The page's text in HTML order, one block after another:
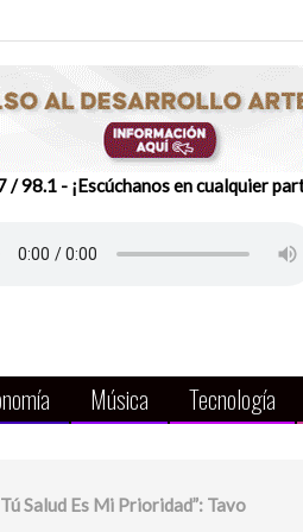
/ 98.1 - ¡Escúchanos en cualquier
Música Tecnología
Salud Es Mi Prioridad”: Tavo